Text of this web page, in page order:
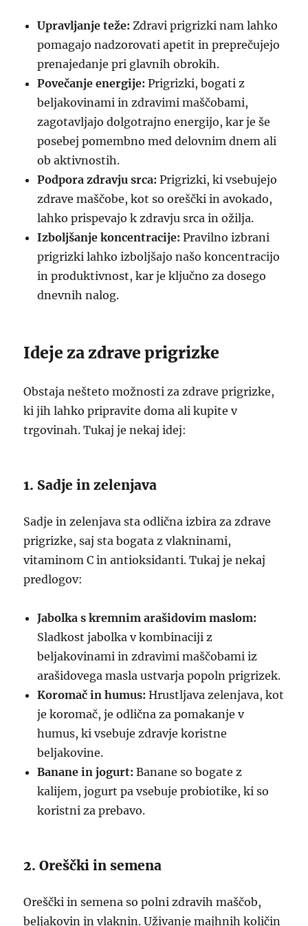
Upravljanje teže: Zdravi prigrizki nam lahko
pomagajo nadzorovati apetit in preprečujejo
prenajedanje pri glavnih obrokih.
Povečanje energije: Prigrizki, bogati z
beljakovinami in zdravimi maščobami,
zagotavljajo dolgotrajno energijo, kar je še
posebej pomembno med delovnim dnem ali
ob aktivnostih.
Podpora zdravju srca: Prigrizki, ki vsebujejo
zdrave maščobe, kot so oreščki in avokado,
lahko prispevajo k zdravju srca in ožilja.
Izboljšanje koncentracije: Pravilno izbrani
prigrizki lahko izboljšajo našo koncentracijo
in produktivnost, kar je ključno za dosego
dnevnih nalog.
Ideje za zdrave prigrizke
Obstaja nešteto možnosti za zdrave prigrizke,
ki jih lahko pripravite doma ali kupite v
trgovinah. Tukaj je nekaj idej:
1. Sadje in zelenjava
Sadje in zelenjava sta odlična izbira za zdrave
prigrizke, saj sta bogata z vlakninami,
vitaminom C in antioksidanti. Tukaj je nekaj
predlogov:
Jabolka s kremnim arašidovim maslom:
Sladkost jabolka v kombinaciji z
beljakovinami in zdravimi maščobami iz
arašidovega masla ustvarja popoln prigrizek.
Koromač in humus: Hrustljava zelenjava, kot
je koromač, je odlična za pomakanje v
humus, ki vsebuje zdravje koristne
beljakovine.
Banane in jogurt: Banane so bogate z
kalijem, jogurt pa vsebuje probiotike, ki so
koristni za prebavo.
2. Oreščki in semena
Oreščki in semena so polni zdravih maščob,
beljakovin in vlaknin. Uživanje majhnih količin